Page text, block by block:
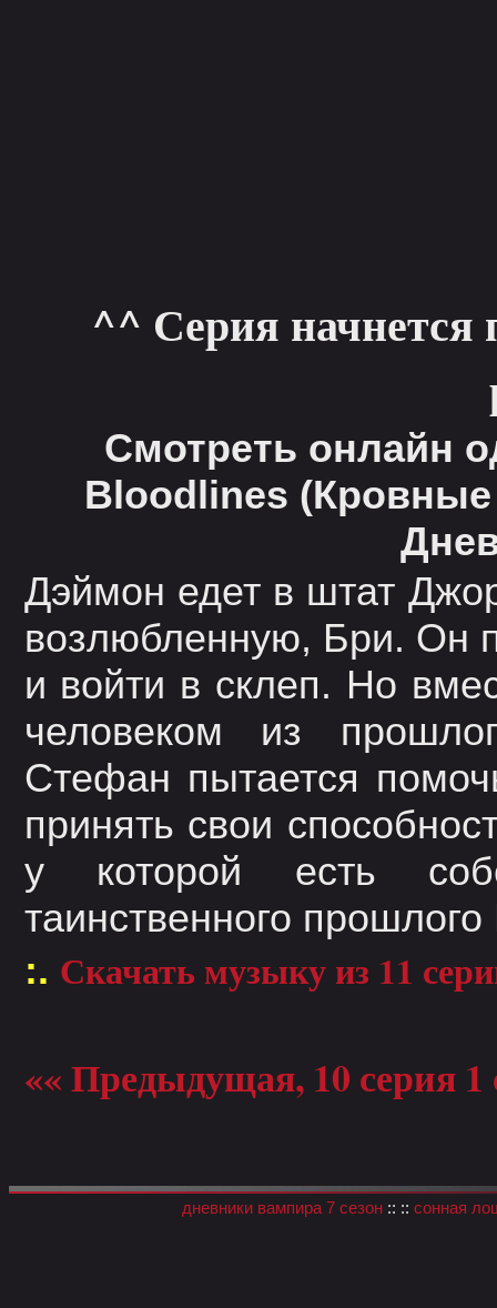
^^ Серия начнется
Смотреть онлайн
Bloodlines (Кровные
Дэймон едет в штат
возлюбленную, Бри. Он
и войти в склеп. Но
человеком из
Стефан пытается
принять свои
у которой есть
таинственного
:. Скачать музыку из 11
«« Предыдущая, 10 серия 1
дневники вампира 7 сезон:: :: сонная